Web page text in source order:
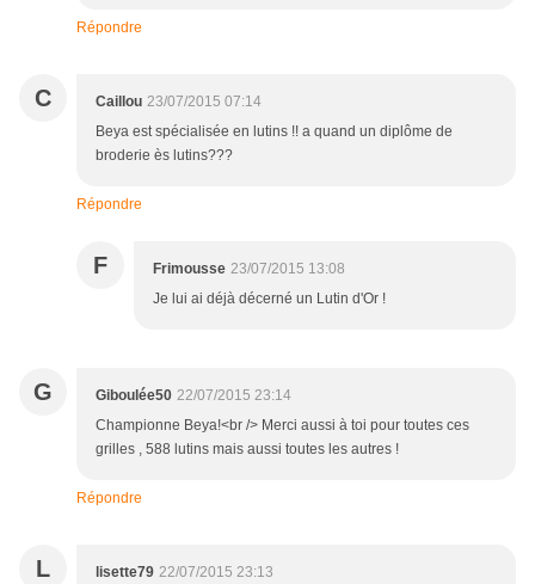
Répondre
C Caillou 23/07/2015 07:14
Beya est spécialisée en lutins !! a quand un diplôme de
broderie ès lutins???
Répondre
F Frimousse 23/07/2015 13:08
Je lui ai déjà décerné un Lutin d'Or !
G Giboulée50 22/07/2015 23:14
Championne Beya!<br /> Merci aussi à toi pour toutes ces
grilles , 588 lutins mais aussi toutes les autres !
Répondre
L lisette79 22/07/2015 23:13